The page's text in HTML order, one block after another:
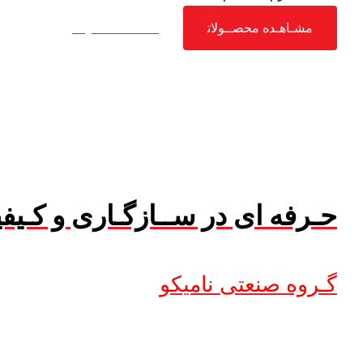
مشـاهـده محصــولات
حـرفه ای در ســازگـاری و
گـروه صنعتی نامیکو